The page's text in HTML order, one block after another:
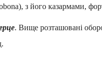
з його казармами,
. Вище розташовані